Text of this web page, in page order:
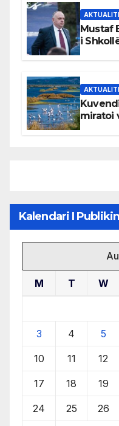
Mustaf
i
miratoi
Kalendari I
M T W
3 4 5
10 11 12
17 18 19
24 25 26